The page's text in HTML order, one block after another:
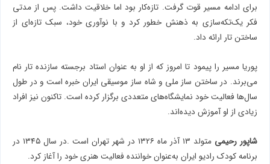
برای ادامه مسیر قوت گرفت. تازه‌کار بود اما خلاقیت داشت. پس از مدتی
فکر یک‌تکه‌سازی به ذهنش خطور کرد و با نوآوری خود، سبک تازه‌ای از
ساختن تار ارائه داد.
پوریا مسیر را پیمود تا امروز که از او به عنوان استاد برجسته سازنده تار نام
می‌برند. در ساختن ساز ملی و شاه ساز موسیقی ایران خبره است و در طول
سال‌ها فعالیت خود نمایشگاه‌های متعددی برگزار کرده است. تاکنون نیز افراد
زیادی از او آموزش دیده‌اند.
شاپور رحیمی
متولد ۱۳ آذر ماه ۱۳۲۶ در شهر تهران است .در سال ۱۳۴۵ در
برنامه کودک رادیو ایران به‌عنوان خواننده فعالیت هنری خود را آغاز کرد.